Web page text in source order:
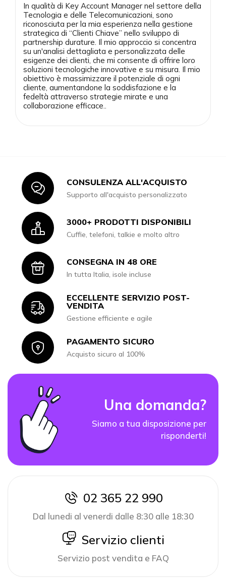
In qualità di Key Account Manager nel settore della
Tecnologia e delle Telecomunicazioni, sono
riconosciuta per la mia esperienza nella gestione
strategica di “Clienti Chiave” nello sviluppo di
partnership durature. Il mio approccio si concentra
su un'analisi dettagliata e personalizzata delle
esigenze dei clienti, che mi consente di offrire loro
soluzioni tecnologiche innovative e su misura. Il mio
obiettivo è massimizzare il potenziale di ogni
cliente, aumentandone la soddisfazione e la
fedeltà attraverso strategie mirate e una
collaborazione efficace.
IconCONSULENZA ALL'ACQUISTO
Supporto all'acquisto personalizzato
Icon3000+ PRODOTTI DISPONIBILI
Cuffie, telefoni, talkie e molto altro
IconCONSEGNA IN 48 ORE
In tutta Italia, isole incluse
Icon
ECCELLENTE SERVIZIO POST-
VENDITA
Gestione efficiente e agile
IconPAGAMENTO SICURO
Acquisto sicuro al 100%
Una domanda?
Siamo a tua disposizione per
risponderti!
icon
02 365 22 990
Dal lunedi al venerdi dalle 8:30 alle 18:30
icon
Servizio clienti
Servizio post vendita e FAQ